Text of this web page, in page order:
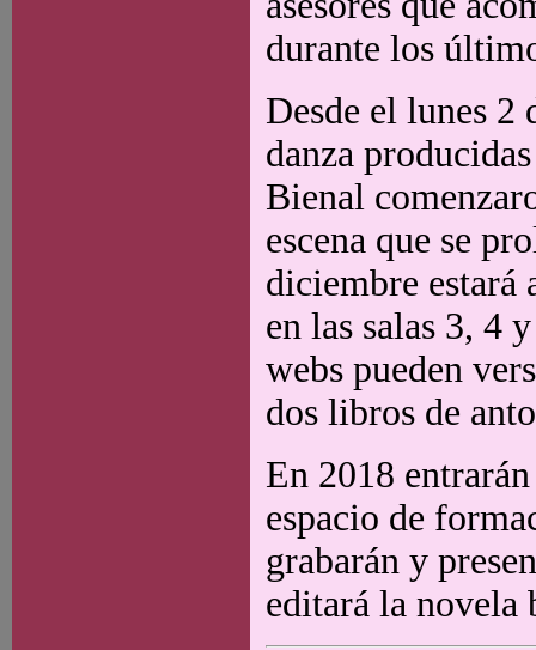
durante los
Desde el lunes 2
danza
Bienal
escena que se
diciembre estará
en las salas 3, 4
webs pueden
dos libros de
En 2018
espacio de
grabarán y
editará la novela